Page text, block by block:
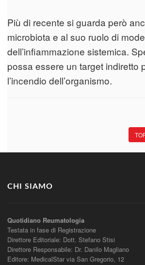
Più di recente si guarda però
microbiota e al suo ruolo di
dell’infiammazione sistemica.
possa essere un target indiretto
l’incendio dell’organismo.
CHI SIAMO
Quotidiano Reumatologia
Testata in fase di Registrazione
Direttore Editoriale: Dott. Stefano Stisi
Direttore Responsabile: Dr. Danilo Magliano
Editore: MedicalStar via San Gregorio, 12